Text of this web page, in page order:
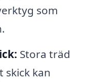
som
Stora träd
skick kan